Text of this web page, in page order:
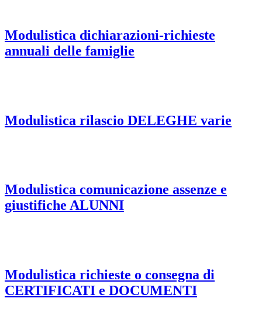
Modulistica dichiarazioni-richieste
annuali delle famiglie
Modulistica rilascio DELEGHE varie
Modulistica comunicazione assenze e
giustifiche ALUNNI
Modulistica richieste o consegna di
CERTIFICATI e DOCUMENTI